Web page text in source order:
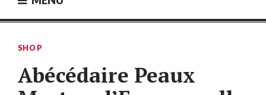
SHOP
Abécédaire Peaux